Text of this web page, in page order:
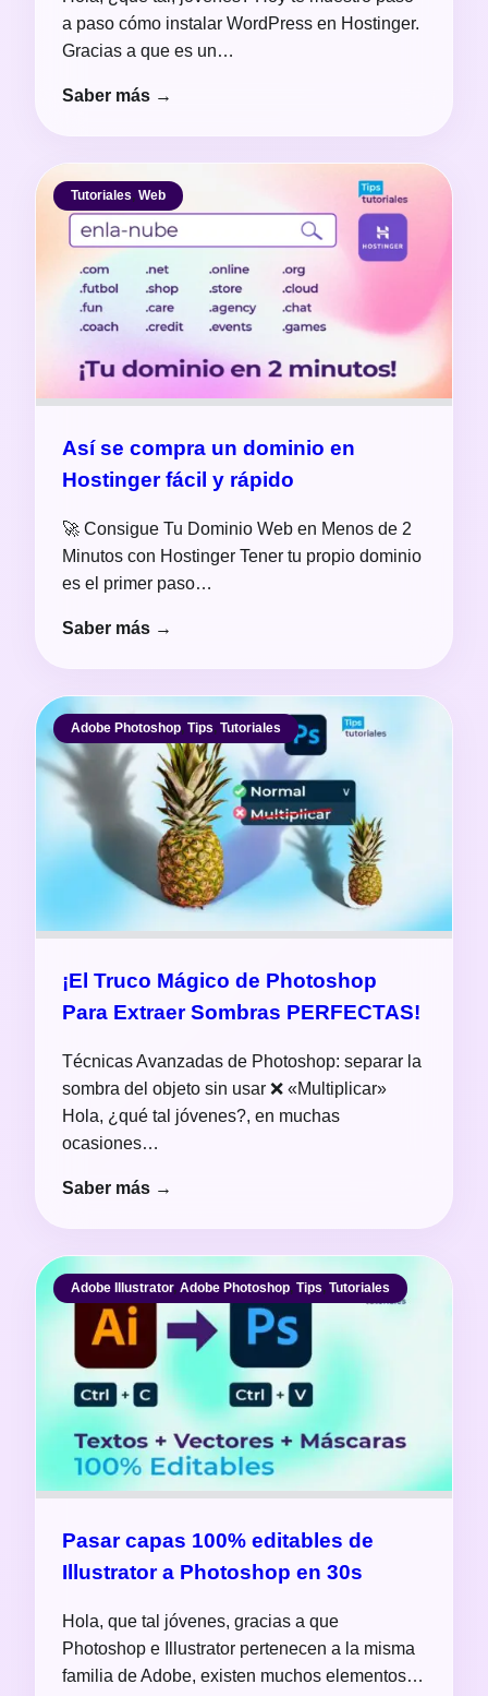
a paso cómo instalar WordPress en Hostinger.
Gracias a que es un…
Saber más →
Tutoriales, Web
Así se compra un dominio en
Hostinger fácil y rápido
🚀 Consigue Tu Dominio Web en Menos de 2
Minutos con Hostinger Tener tu propio dominio
es el primer paso…
Saber más →
Adobe Photoshop, Tips, Tutoriales
¡El Truco Mágico de Photoshop
Para Extraer Sombras PERFECTAS!
Técnicas Avanzadas de Photoshop: separar la
sombra del objeto sin usar ❌ «Multiplicar»
Hola, ¿qué tal jóvenes?, en muchas
ocasiones…
Saber más →
Adobe Illustrator, Adobe Photoshop, Tips, Tutoriales
Pasar capas 100% editables de
Illustrator a Photoshop en 30s
Hola, que tal jóvenes, gracias a que
Photoshop e Illustrator pertenecen a la misma
familia de Adobe, existen muchos elementos…